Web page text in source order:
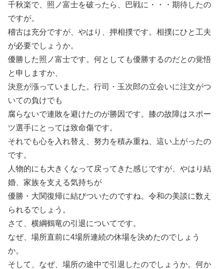
千秋楽で、照ノ富士を破ったら、巴戦に・・・期待したの
ですが。
稽古は充分ですが、やはり、押相撲です。相撲にひと工夫
が必要でしょうか。
優勝した照ノ富士です。何としても優勝するのだとの覚悟
と申しますか、
決意が漲っていました。行司・玉次郎の立会いに注文がつ
いての負けでも
腐らないで連敗を避けたのが勝因です。膝の故障はスポー
ツ選手にとっては致命傷です。
それでも心を入れ替え、努力を積み重ね、這い上がったの
です。
人物的にも大きくなって戻ってきた感じですが、やはり結
婚、家族を支える気持ちが
優勝・大関復帰に結びついたのですね。令和の美談に数え
られるでしょう。
さて、横綱鶴竜の引退についてです。
なぜ、場所直前に4場所連続の休場を決めたのでしょう
か。
そして、なぜ、場所の途中で引退したのでしょうか。何か